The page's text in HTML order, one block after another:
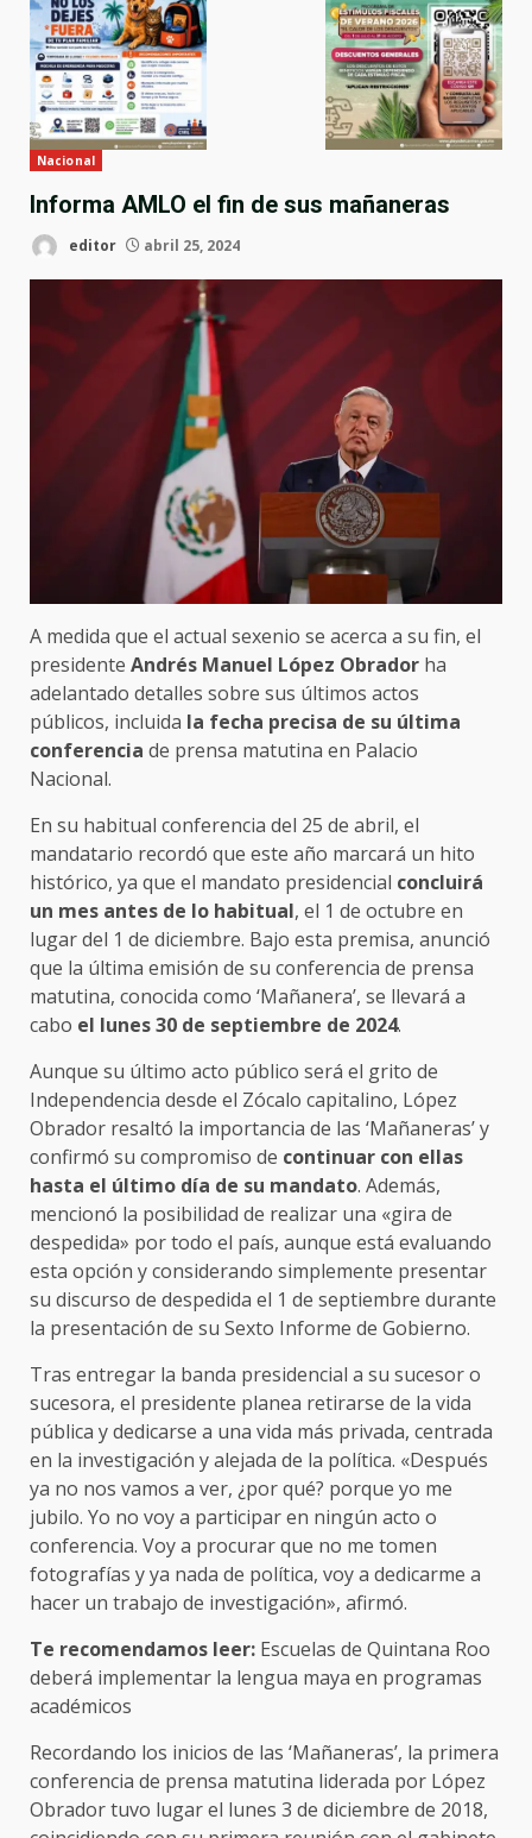
Nacional
Informa AMLO el fin de sus mañaneras
editor abril 25, 2024
A medida que el actual sexenio se acerca a su fin, el
presidente Andrés Manuel López Obrador ha
adelantado detalles sobre sus últimos actos
públicos, incluida la fecha precisa de su última
conferencia de prensa matutina en Palacio
Nacional.
En su habitual conferencia del 25 de abril, el
mandatario recordó que este año marcará un hito
histórico, ya que el mandato presidencial concluirá
un mes antes de lo habitual, el 1 de octubre en
lugar del 1 de diciembre. Bajo esta premisa, anunció
que la última emisión de su conferencia de prensa
matutina, conocida como ‘Mañanera’, se llevará a
cabo el lunes 30 de septiembre de 2024.
Aunque su último acto público será el grito de
Independencia desde el Zócalo capitalino, López
Obrador resaltó la importancia de las ‘Mañaneras’ y
confirmó su compromiso de continuar con ellas
hasta el último día de su mandato. Además,
mencionó la posibilidad de realizar una «gira de
despedida» por todo el país, aunque está evaluando
esta opción y considerando simplemente presentar
su discurso de despedida el 1 de septiembre durante
la presentación de su Sexto Informe de Gobierno.
Tras entregar la banda presidencial a su sucesor o
sucesora, el presidente planea retirarse de la vida
pública y dedicarse a una vida más privada, centrada
en la investigación y alejada de la política. «Después
ya no nos vamos a ver, ¿por qué? porque yo me
jubilo. Yo no voy a participar en ningún acto o
conferencia. Voy a procurar que no me tomen
fotografías y ya nada de política, voy a dedicarme a
hacer un trabajo de investigación», afirmó.
Te recomendamos leer: Escuelas de Quintana Roo
deberá implementar la lengua maya en programas
académicos
Recordando los inicios de las ‘Mañaneras’, la primera
conferencia de prensa matutina liderada por López
Obrador tuvo lugar el lunes 3 de diciembre de 2018,